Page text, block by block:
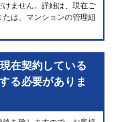
ません。詳細は、現在ご
は、マンションの管理組
在契約している
る必要がありま